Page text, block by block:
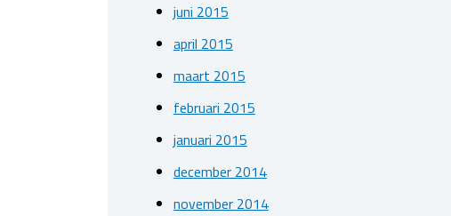
juni 2015
april 2015
maart 2015
februari 2015
januari 2015
december 2014
november 2014